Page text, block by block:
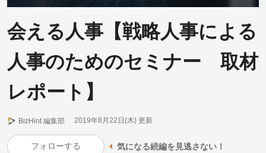
会える人事【戦略人事による
人事のためのセミナー 取材
レポート】
気になる続編を見逃さない！
フォローする
BizHint 編集部 2019年8月22日(木)更新